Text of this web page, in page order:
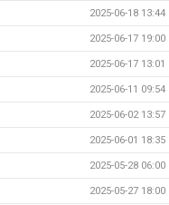
2025-06-18 13:44
2025-06-17 19:00
2025-06-17 13:01
2025-06-11 09:54
2025-06-02 13:57
2025-06-01 18:35
2025-05-28 06:00
2025-05-27 18:00